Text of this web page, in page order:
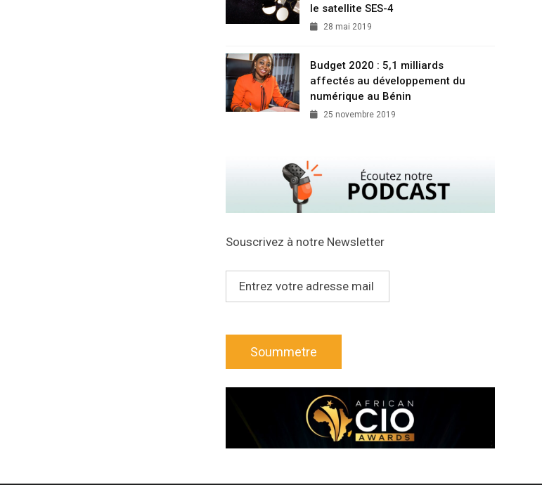
le satellite SES-4
28 mai 2019
Budget 2020 : 5,1 milliards
affectés au développement du
numérique au Bénin
25 novembre 2019
Souscrivez à notre Newsletter